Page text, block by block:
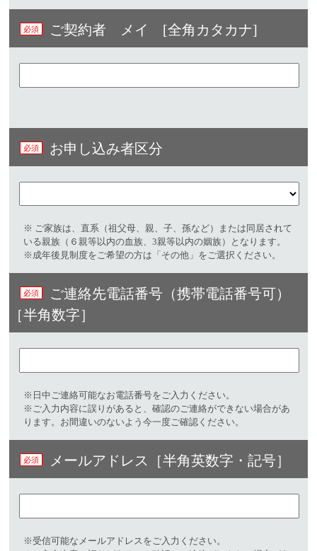
ご契約者 メイ [全角カタカナ]
お申し込み者区分
※ ご家族は、直系（祖父母、親、子、孫など）または同居されて
いる親族（６親等以内の血族、3親等以内の姻族）となります。
※成年後見制度をご希望の方は「その他」をご選択ください。
ご連絡先電話番号（携帯電話番号可）
［半角数字］
※日中ご連絡可能なお電話番号をご入力ください。
※ご入力内容に誤りがあると、確認のご連絡ができない場合があ
ります。お間違いのないよう今一度ご確認ください。
メールアドレス［半角英数字・記号］
※受信可能なメールアドレスをご入力ください。